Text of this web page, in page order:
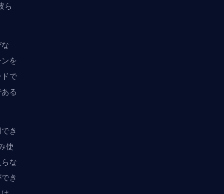
ら
を
で
る
き
使
な
き